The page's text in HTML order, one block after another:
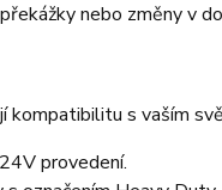
nebo změny v
kompatibilitu s vaším
provedení.